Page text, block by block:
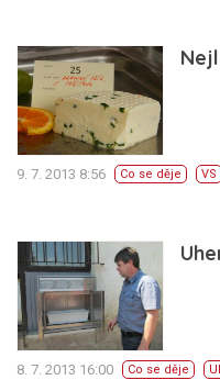
9. 7. 2013 8:56 Co se děje VS
8. 7. 2013 16:00 Co se děje